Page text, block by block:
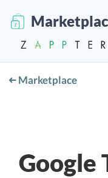
Marketplace
Google